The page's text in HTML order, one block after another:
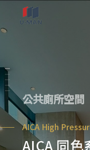
公共廁所空間
AICA High
AICA 同色